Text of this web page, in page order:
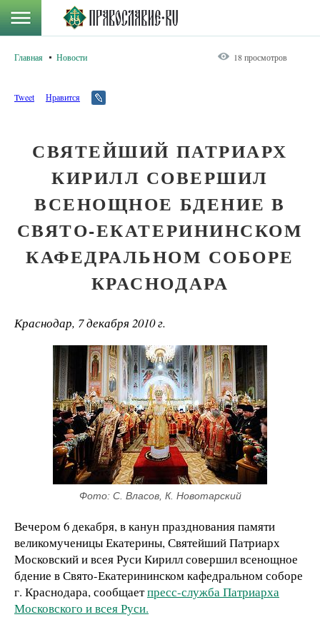
Главная Новости 18 просмотров
Tweet Нравится
СВЯТЕЙШИЙ ПАТРИАРХ
КИРИЛЛ СОВЕРШИЛ
ВСЕНОЩНОЕ БДЕНИЕ В
СВЯТО-ЕКАТЕРИНИНСКОМ
КАФЕДРАЛЬНОМ СОБОРЕ
КРАСНОДАРА
Краснодар, 7 декабря 2010 г.
Фото: С. Власов, К. Новотарский
Вечером 6 декабря, в канунпразднования памяти
великомученицы Екатерины, Святейший Патриарх
Московский и всея Руси Кирилл совершил всенощное
бдение в Свято-Екатерининском кафедральном соборе
г. Краснодара, сообщаетпресс-служба Патриарха
Московского и всея Руси.